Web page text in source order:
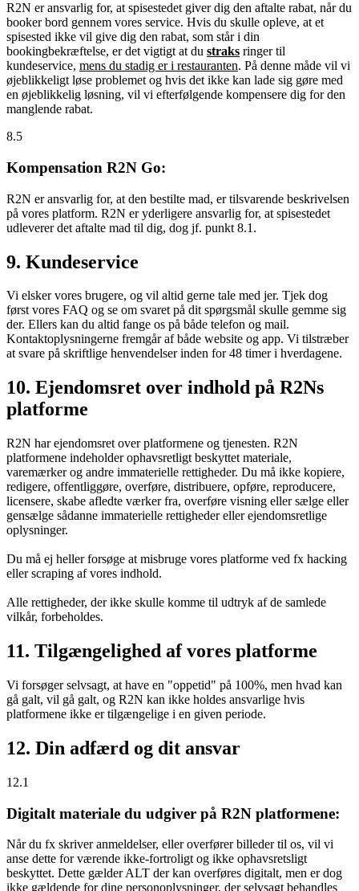
R2N er ansvarlig for, at spisestedet giver dig den aftalte rabat, når du
booker bord gennem vores service. Hvis du skulle opleve, at et
spisested ikke vil give dig den rabat, som står i din
bookingbekræftelse, er det vigtigt at du straks ringer til
kundeservice, mens du stadig er i restauranten. På denne måde vil vi
øjeblikkeligt løse problemet og hvis det ikke kan lade sig gøre med
en øjeblikkelig løsning, vil vi efterfølgende kompensere dig for den
manglende rabat.
8.5
Kompensation R2N Go:
R2N er ansvarlig for, at den bestilte mad, er tilsvarende beskrivelsen
på vores platform. R2N er yderligere ansvarlig for, at spisestedet
udleverer det aftalte mad til dig, dog jf. punkt 8.1.
9. Kundeservice
Vi elsker vores brugere, og vil altid gerne tale med jer. Tjek dog
først vores FAQ og se om svaret på dit spørgsmål skulle gemme sig
der. Ellers kan du altid fange os på både telefon og mail.
Kontaktoplysningerne fremgår af både website og app. Vi tilstræber
at svare på skriftlige henvendelser inden for 48 timer i hverdagene.
10. Ejendomsret over indhold på R2Ns
platforme
R2N har ejendomsret over platformene og tjenesten. R2N
platformene indeholder ophavsretligt beskyttet materiale,
varemærker og andre immaterielle rettigheder. Du må ikke kopiere,
redigere, offentliggøre, overføre, distribuere, opføre, reproducere,
licensere, skabe afledte værker fra, overføre visning eller sælge eller
gensælge sådanne immaterielle rettigheder eller ejendomsretlige
oplysninger.
Du må ej heller forsøge at misbruge vores platforme ved fx hacking
eller scraping af vores indhold.
Alle rettigheder, der ikke skulle komme til udtryk af de samlede
vilkår, forbeholdes.
11. Tilgængelighed af vores platforme
Vi forsøger selvsagt, at have en "oppetid" på 100%, men hvad kan
gå galt, vil gå galt, og R2N kan ikke holdes ansvarlige hvis
platformene ikke er tilgængelige i en given periode.
12. Din adfærd og dit ansvar
12.1
Digitalt materiale du udgiver på R2N platformene:
Når du fx skriver anmeldelser, eller overfører billeder til os, vil vi
anse dette for værende ikke-fortroligt og ikke ophavsretsligt
beskyttet. Dette gælder ALT der kan overføres digitalt, men er dog
ikke gældende for dine personoplysninger, der selvsagt behandles